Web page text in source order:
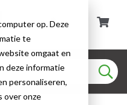
op. Deze
te
omgaat en
deze informatie
personaliseren,
over onze